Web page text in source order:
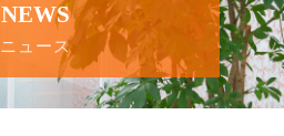
NEWS
ニュース